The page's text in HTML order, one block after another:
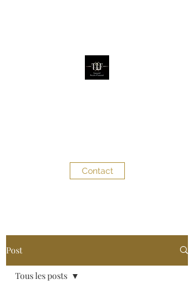
Contact
Post
Tous les posts